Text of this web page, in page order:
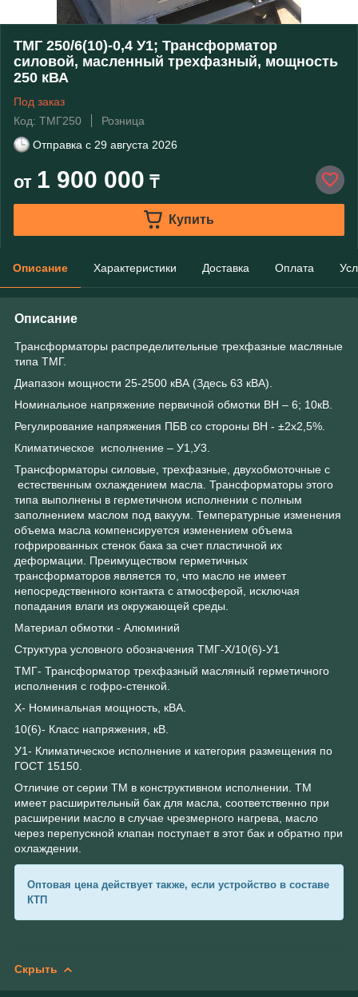
ТМГ 250/6(10)-0,4 У1; Трансформатор
силовой, масленный трехфазный, мощность
250 кВА
Под заказ
Код: ТМГ250
Розница
Отправка с 29 августа 2026
от 1 900 000 ₸
Купить
Описание Характеристики Доставка Оплата
Описание
Трансформаторы распределительные трехфазные масляные
типа ТМГ.
Диапазон мощности 25-2500 кВА (Здесь 63 кВА).
Номинальное напряжение первичной обмотки ВН – 6; 10кВ.
Регулирование напряжения ПБВ со стороны ВН - ±2х2,5%.
Климатическое исполнение – У1,У3.
Трансформаторы силовые, трехфазные, двухобмоточные с
естественным охлаждением масла. Трансформаторы этого
типа выполнены в герметичном исполнении с полным
заполнением маслом под вакуум. Температурные изменения
объема масла компенсируется изменением объема
гофрированных стенок бака за счет пластичной их
деформации. Преимуществом герметичных
трансформаторов является то, что масло не имеет
непосредственного контакта с атмосферой, исключая
попадания влаги из окружающей среды.
Материал обмотки - Алюминий
Структура условного обозначения ТМГ-Х/10(6)-У1
ТМГ- Трансформатор трехфазный масляный герметичного
исполнения с гофро-стенкой.
Х- Номинальная мощность, кВА.
10(6)- Класс напряжения, кВ.
У1- Климатическое исполнение и категория размещения по
ГОСТ 15150.
Отличие от серии ТМ в конструктивном исполнении. ТМ
имеет расширительный бак для масла, соответственно при
расширении масло в случае чрезмерного нагрева, масло
через перепускной клапан поступает в этот бак и обратно при
охлаждении.
Оптовая цена действует также, если устройство в составе
КТП
Скрыть